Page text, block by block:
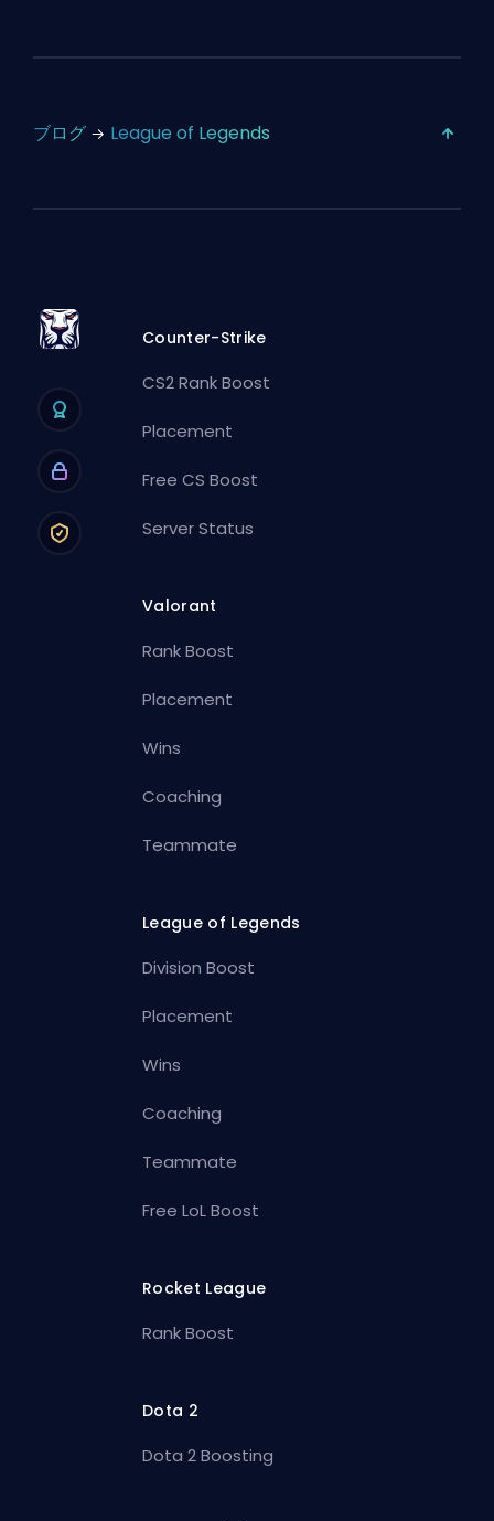
ブログ League of Legends
Counter-Strike
CS2 Rank Boost
Placement
Free CS Boost
Server Status
Valorant
Rank Boost
Placement
Wins
Coaching
Teammate
League of Legends
Division Boost
Placement
Wins
Coaching
Teammate
Free LoL Boost
Rocket League
Rank Boost
Dota 2
Dota 2 Boosting